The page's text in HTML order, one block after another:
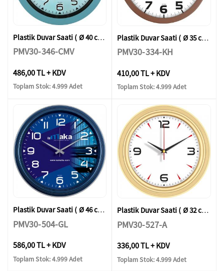
Plastik Duvar Saati ( Ø 40 cm )
PMV30-346-CMV
486,00 TL + KDV
Toplam Stok: 4.999 Adet
Plastik Duvar Saati ( Ø 35 cm )
PMV30-334-KH
410,00 TL + KDV
Toplam Stok: 4.999 Adet
Plastik Duvar Saati ( Ø 46 cm )
PMV30-504-GL
586,00 TL + KDV
Toplam Stok: 4.999 Adet
Plastik Duvar Saati ( Ø 32 cm )
PMV30-527-A
336,00 TL + KDV
Toplam Stok: 4.999 Adet